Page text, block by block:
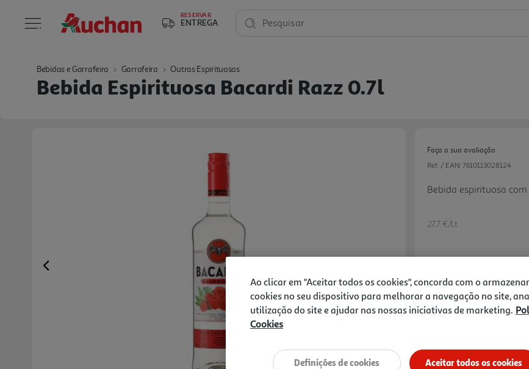
RESERVAR
ENTREGA Pesquisar
Bebidas e Garrafeira Garrafeira Outras Espirituosas
Bebida Espirituosa Bacardi Razz 0.7l
Previous
Faça a sua avaliação
Ref. / EAN: 7610113028124
Bebida espirituosa
27.7 €/Lt
19,39 €
Notas de preparação
Ao clicar em "Aceitar todos os cookies", concorda com o
cookies no seu dispositivo para melhorar a navegação no site,
utilização do site e ajudar nas nossas iniciativas de marketing.
Cookies
Aceitar todos os cookies
Definições de cookies